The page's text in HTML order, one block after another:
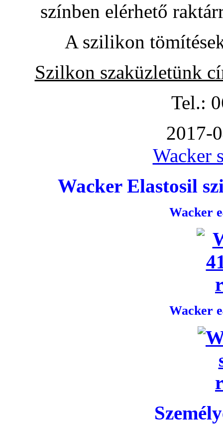
színben elérhető
A szilikon
Szilkon szaküzletünk
Tel.:
2017-
Wacker
Wacker Elastosil
Wacker
Wacker